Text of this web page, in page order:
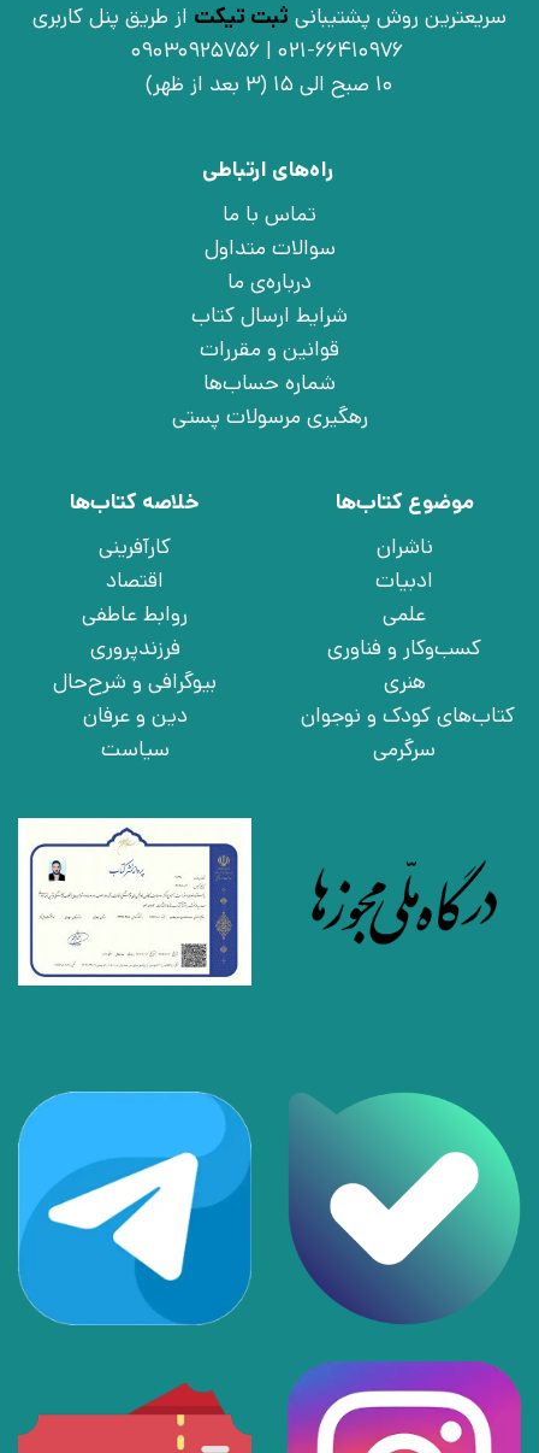
سریعترین روش پشتیبانی ثبت تیکت از طریق پنل کاربری
021-66410976 | 09030925756
10 صبح الی 15 (3 بعد از ظهر)
راه‌های ارتباطی
تماس با ما
سوالات متداول
درباره‌ی ما
شرایط ارسال کتاب
قوانین و مقررات
شماره حساب‌ها
رهگیری مرسولات پستی
موضوع کتاب‌ها
ناشران
ادبیات
علمی
کسب‌وکار و فناوری
هنری
کتاب‌های کودک و نوجوان
سرگرمی
خلاصه کتاب‌ها
کارآفرینی
اقتصاد
روابط عاطفی
فرزندپروری
بیوگرافی و شرح‌حال
دین و عرفان
سیاست